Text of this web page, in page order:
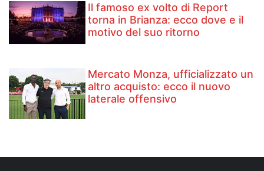
Il famoso ex volto di Report
torna in Brianza: ecco dove e il
motivo del suo ritorno
Mercato Monza, ufficializzato un
altro acquisto: ecco il nuovo
laterale offensivo